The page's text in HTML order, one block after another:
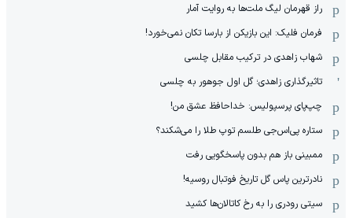
راز قهرمان لیگ ملت‌ها به روایت آمار
فرمان فلیک: این بازیکن از بارسا تکان نمی‌خورد!
شهاب زاهدی در ترکیب مقابل چلسی
تاثیرگذاری زاهدی؛ گل اول جوهور به چلسی
چپ‌پای پرسپولیس: خداحافظ عشق من!
ستاره پی‌اس‌جی طلسم توپ طلا را می‌شکند؟
ممبینی باز هم بدون پاسخگویی رفت
نادر‌ترین پاس گل تاریخ فوتبال روسیه!
سیتی رودری را به رخ کاتالان‌ها کشید